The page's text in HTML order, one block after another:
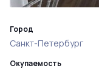
Город
Санкт-Петербург
Окупаемость